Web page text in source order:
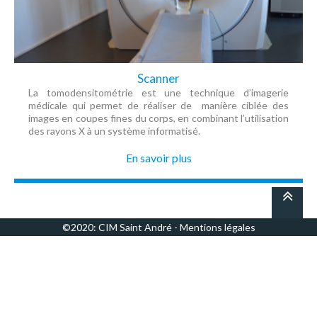
Scanner
La tomodensitométrie est une technique d’imagerie
médicale qui permet de réaliser de manière ciblée des
images en coupes fines du corps, en combinant l’utilisation
des rayons X à un système informatisé.
En savoir plus
©2020: CIM Saint André - Mentions légales